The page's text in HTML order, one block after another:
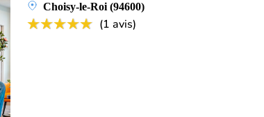
Choisy-le-Roi (94600)
(1 avis)